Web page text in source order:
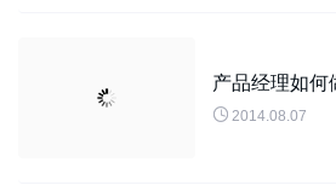
产品经理如何
 2014.08.07